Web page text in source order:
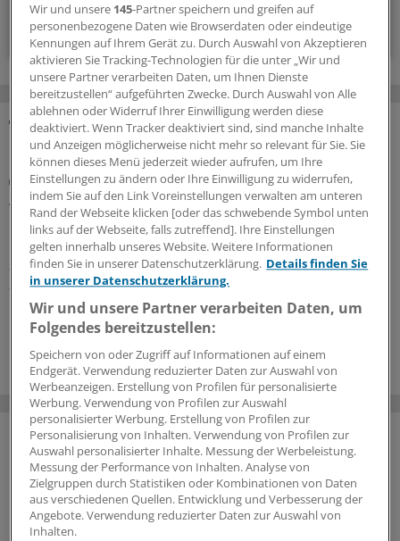
Voraussetzungen für den Zugang
MEHR ZUM THEMA
Urteil zur eGK
Auch bei Zahlungsverzug dürfen Kassen
Gesundheitskarte nicht sperren
Gesetzlich Versicherte haben prinzipiell einen Anspruch
auf eine elektronische Gesundheitskarte. Der bleibt
auch bei Beitragsrückständen erhalten, urteilte nun ein
Landessozialgericht.
17.06.2026
Wir und unsere 145-Partner speichern und greifen auf
personenbezogene Daten wie Browserdaten oder eindeutige
Kennungen auf Ihrem Gerät zu. Durch Auswahl von Akzeptieren
aktivieren Sie Tracking-Technologien für die unter „Wir und
unsere Partner verarbeiten Daten, um Ihnen Dienste
bereitzustellen“ aufgeführten Zwecke. Durch Auswahl von Alle
ablehnen oder Widerruf Ihrer Einwilligung werden diese
deaktiviert. Wenn Tracker deaktiviert sind, sind manche Inhalte
und Anzeigen möglicherweise nicht mehr so relevant für Sie. Sie
können dieses Menü jederzeit wieder aufrufen, um Ihre
Einstellungen zu ändern oder Ihre Einwilligung zu widerrufen,
indem Sie auf den Link Voreinstellungen verwalten am unteren
Rand der Webseite klicken [oder das schwebende Symbol unten
links auf der Webseite, falls zutreffend]. Ihre Einstellungen
gelten innerhalb unseres Website. Weitere Informationen
finden Sie in unserer Datenschutzerklärung. Details finden Sie
in unserer Datenschutzerklärung.
Wir und unsere Partner verarbeiten Daten, um
Folgendes bereitzustellen:
Speichern von oder Zugriff auf Informationen auf einem
Endgerät. Verwendung reduzierter Daten zur Auswahl von
Werbeanzeigen. Erstellung von Profilen für personalisierte
Werbung. Verwendung von Profilen zur Auswahl
personalisierter Werbung. Erstellung von Profilen zur
Personalisierung von Inhalten. Verwendung von Profilen zur
Auswahl personalisierter Inhalte. Messung der Werbeleistung.
Messung der Performance von Inhalten. Analyse von
Zielgruppen durch Statistiken oder Kombinationen von Daten
aus verschiedenen Quellen. Entwicklung und Verbesserung der
Angebote. Verwendung reduzierter Daten zur Auswahl von
Inhalten.